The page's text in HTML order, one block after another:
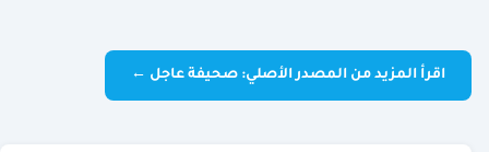
اقرأ المزيد من المصدر الأصلي: صحيفة عاجل ←